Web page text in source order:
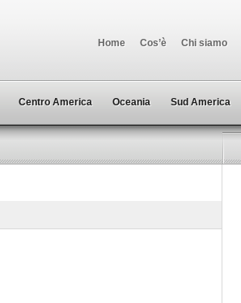
Home Cos’è Chi siamo
Centro America Oceania Sud America